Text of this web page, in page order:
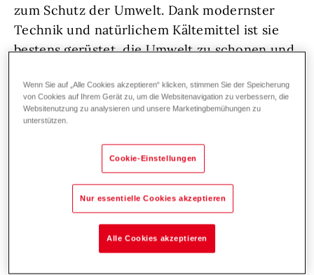
zum Schutz der Umwelt. Dank modernster
Technik und natürlichem Kältemittel ist sie
bestens gerüstet, die Umwelt zu schonen und
Vielseitig und umweltfreundlich
Die Technik von morgen muss die Natur
schützen, weshalb gesetzliche Bestimmungen
rund ums Heizen immer strenger werden.
Wenn Sie auf „Alle Cookies akzeptieren“ klicken, stimmen Sie der Speicherung
von Cookies auf Ihrem Gerät zu, um die Websitenavigation zu verbessern, die
Websitenutzung zu analysieren und unsere Marketingbemühungen zu
unterstützen.
Cookie-Einstellungen
Nur essentielle Cookies akzeptieren
Alle Cookies akzeptieren